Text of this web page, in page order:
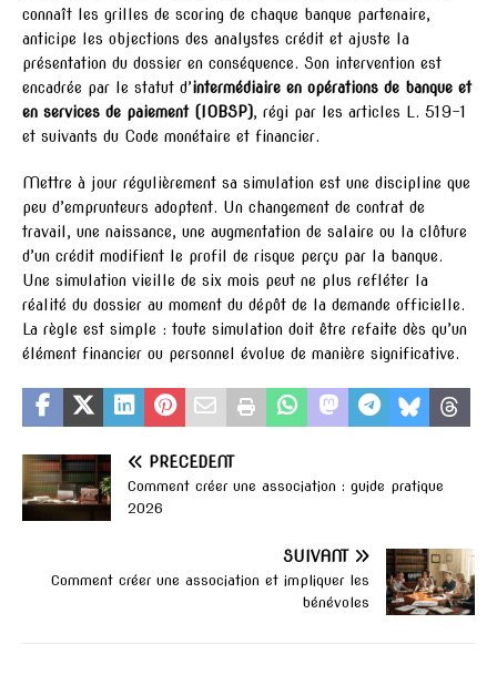
connaît les grilles de scoring de chaque banque partenaire,
anticipe les objections des analystes crédit et ajuste la
présentation du dossier en conséquence. Son intervention est
encadrée par le statut d’intermédiaire en opérations de banque et
en services de paiement (IOBSP), régi par les articles L. 519-1
et suivants du Code monétaire et financier.
Mettre à jour régulièrement sa simulation est une discipline que
peu d’emprunteurs adoptent. Un changement de contrat de
travail, une naissance, une augmentation de salaire ou la clôture
d’un crédit modifient le profil de risque perçu par la banque.
Une simulation vieille de six mois peut ne plus refléter la
réalité du dossier au moment du dépôt de la demande officielle.
La règle est simple : toute simulation doit être refaite dès qu’un
élément financier ou personnel évolue de manière significative.
PRÉCÉDENT
Comment créer une association : guide pratique
2026
SUIVANT
Comment créer une association et impliquer les
bénévoles